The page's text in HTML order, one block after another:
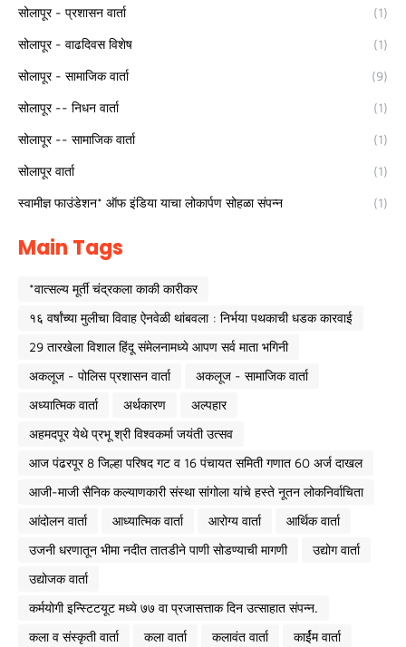
सोलापूर - प्रशासन वार्ता (1)
सोलापूर - वाढदिवस विशेष (1)
सोलापूर - सामाजिक वार्ता (9)
सोलापूर -- निधन वार्ता (1)
सोलापूर -- सामाजिक वार्ता (1)
सोलापूर वार्ता (1)
स्वामीज्ञ फाउंडेशन* ऑफ इंडिया याचा लोकार्पण सोहळा संपन्न (1)
Main Tags
*वात्सल्य मूर्ती चंद्रकला काकी कारीकर
१६ वर्षांच्या मुलीचा विवाह ऐनवेळी थांबवला : निर्भया पथकाची धडक कारवाई
29 तारखेला विशाल हिंदू संमेलनामध्ये आपण सर्व माता भगिनी
अकलूज - पोलिस प्रशासन वार्ता
अकलूज - सामाजिक वार्ता
अध्यात्मिक वार्ता
अर्थकारण
अल्पहार
अहमदपूर येथे प्रभू श्री विश्वकर्मा जयंती उत्सव
आज पंढरपूर 8 जिल्हा परिषद गट व 16 पंचायत समिती गणात 60 अर्ज दाखल
आजी-माजी सैनिक कल्याणकारी संस्था सांगोला यांचे हस्ते नूतन लोकनिर्वाचिता
आंदोलन वार्ता
आध्यात्मिक वार्ता आरोग्य वार्ता
आर्थिक वार्ता
उजनी धरणातून भीमा नदीत तातडीने पाणी सोडण्याची मागणी
उद्योग वार्ता
उद्योजक वार्ता
कर्मयोगी इन्स्टिटयूट मध्ये ७७ वा प्रजासत्ताक दिन उत्साहात संपन्न.
कला व संस्कृती वार्ता
कला वार्ता कलावंत वार्ता
कार्ईम वार्ता